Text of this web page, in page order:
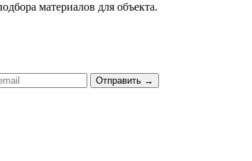
материалов для объекта.
Отправить →